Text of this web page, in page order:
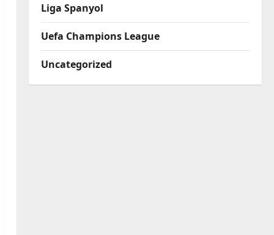
Liga Spanyol
Uefa Champions League
Uncategorized